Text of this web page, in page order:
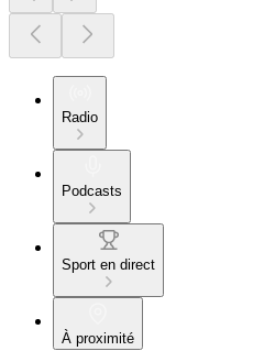
Radio
Podcasts
Sport en direct
À proximité